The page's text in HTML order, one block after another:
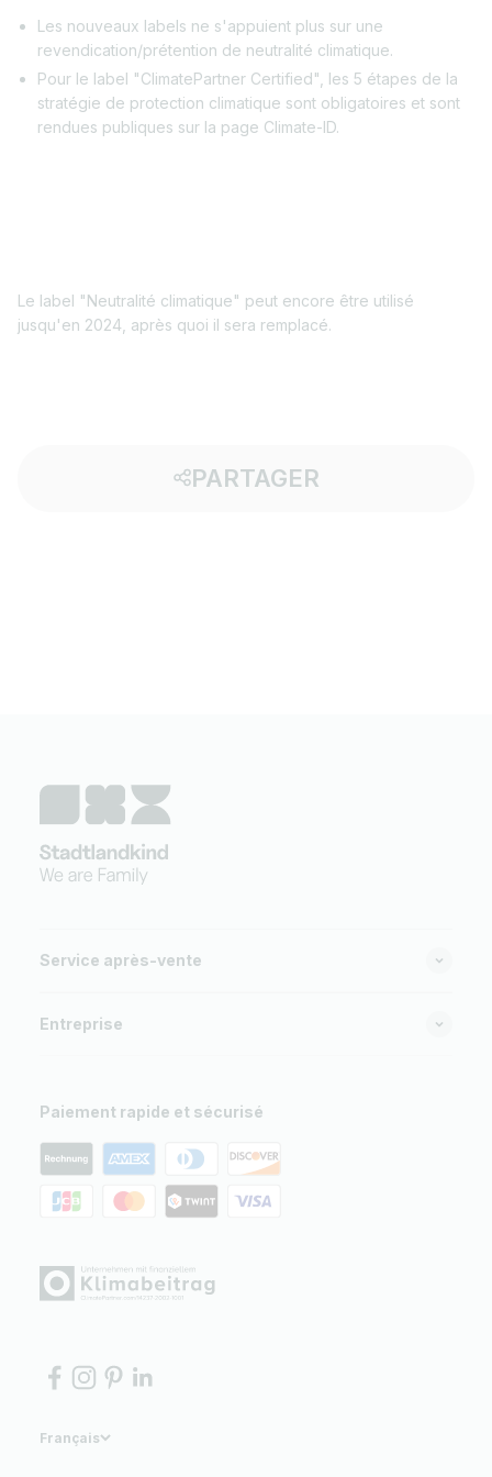
Les nouveaux labels ne s'appuient plus sur une
revendication/prétention de neutralité climatique.
Pour le label "ClimatePartner Certified", les 5 étapes de la
stratégie de protection climatique sont obligatoires et sont
rendues publiques sur la page Climate-ID.
Le label "Neutralité climatique" peut encore être utilisé
jusqu'en 2024, après quoi il sera remplacé.
PARTAGER
Service après-vente
Entreprise
Paiement rapide et sécurisé
Français